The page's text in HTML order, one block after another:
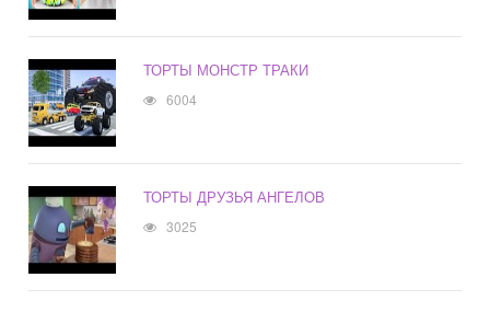
ТОРТЫ МОНСТР ТРАКИ
6004
ТОРТЫ ДРУЗЬЯ АНГЕЛОВ
3025